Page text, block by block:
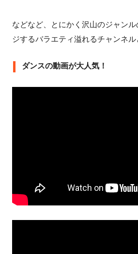
などなど、とにかく沢山のジャン
ジするバラエティ溢れるチャンネル
ダンスの動画が大人気！